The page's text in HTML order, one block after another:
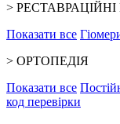
>
Показати все
> ОРТОПЕДІЯ
Показати все
код перевiрки